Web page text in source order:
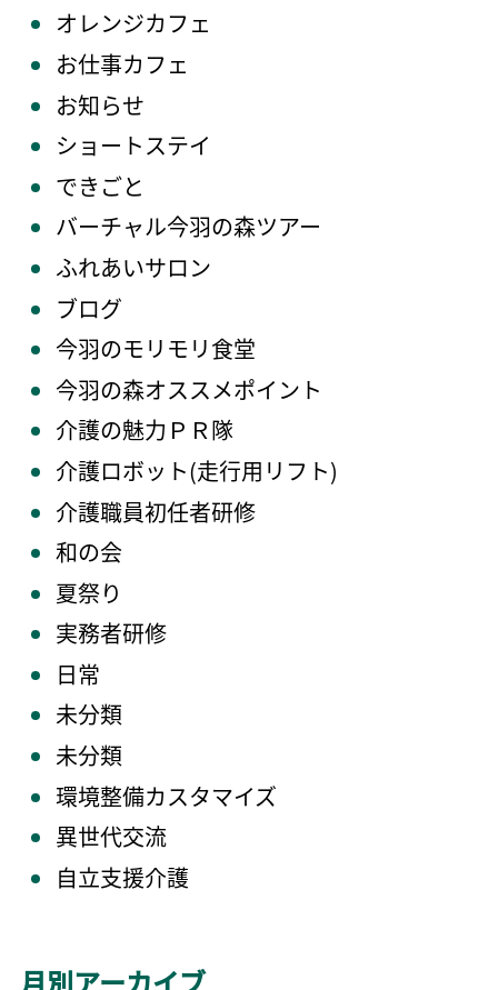
オレンジカフェ
お仕事カフェ
お知らせ
ショートステイ
できごと
バーチャル今羽の森ツアー
ふれあいサロン
ブログ
今羽のモリモリ食堂
今羽の森オススメポイント
介護の魅力ＰＲ隊
介護ロボット(走行用リフト)
介護職員初任者研修
和の会
夏祭り
実務者研修
日常
未分類
未分類
環境整備カスタマイズ
異世代交流
自立支援介護
月別アーカイブ